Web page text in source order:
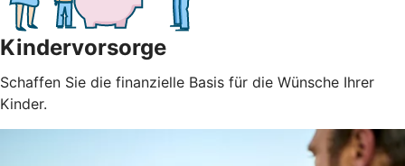
Kindervorsorge
Schaffen Sie die finanzielle Basis für die Wünsche Ihrer
Kinder.